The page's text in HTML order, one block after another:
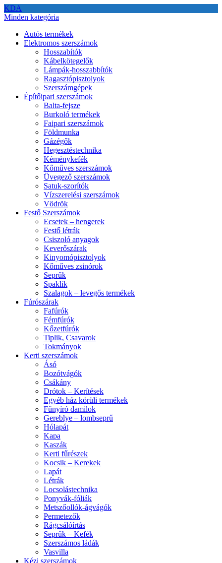
KDA
Minden kategória
Autós termékek
Elektromos szerszámok
Hosszabítók
Kábelkötegelők
Lámpák-hosszabbítók
Ragasztópisztolyok
Szerszámgépek
Építőipari szerszámok
Balta-fejsze
Burkoló termékek
Faipari szerszámok
Földmunka
Gázégők
Hegesztéstechnika
Kéménykefék
Kőműves szerszámok
Üvegező szerszámok
Satuk-szorítók
Vízszerelési szerszámok
Vödrök
Festő Szerszámok
Ecsetek – hengerek
Festő létrák
Csiszoló anyagok
Keverőszárak
Kinyomópisztolyok
Kőműves zsinórok
Seprűk
Spaklik
Szalagok – levegős termékek
Fúrószárak
Fafúrók
Fémfúrók
Kőzetfúrók
Tiplik, Csavarok
Tokmányok
Kerti szerszámok
Ásó
Bozótvágók
Csákány
Drótok – Kerítések
Egyéb ház körüli termékek
Fűnyíró damilok
Gereblye – lombseprű
Hólapát
Kapa
Kaszák
Kerti fűrészek
Kocsik – Kerekek
Lapát
Létrák
Locsolástechnika
Ponyvák-fóliák
Metszőollók-ágvágók
Permetezők
Rágcsálóírtás
Seprűk – Kefék
Szerszámos ládák
Vasvilla
Kézi szerszámok